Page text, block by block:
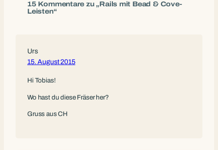
15 Kommentare zu „Rails mit Bead & Cove-
Leisten“
Urs
15. August 2015
Hi Tobias!
Wo hast du diese Fräser her?
Gruss aus CH